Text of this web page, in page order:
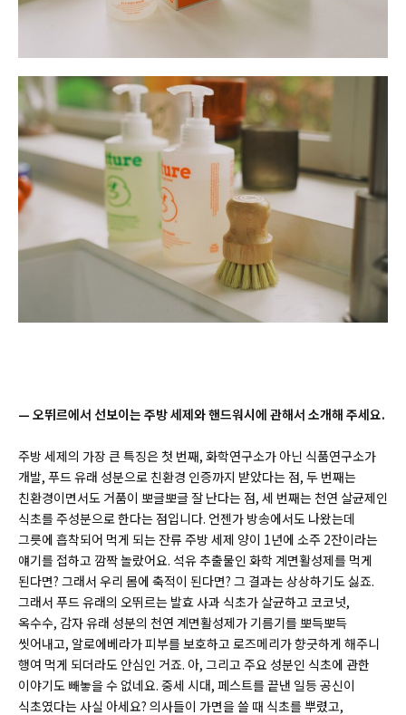
— 오뛰르에서 선보이는 주방 세제와 핸드워시에 관해서 소개해 주세요.
주방 세제의 가장 큰 특징은 첫 번째, 화학연구소가 아닌 식품연구소가
개발, 푸드 유래 성분으로 친환경 인증까지 받았다는 점, 두 번째는
친환경이면서도 거품이 뽀글뽀글 잘 난다는 점, 세 번째는 천연 살균제인
식초를 주성분으로 한다는 점입니다. 언젠가 방송에서도 나왔는데
그릇에 흡착되어 먹게 되는 잔류 주방 세제 양이 1년에 소주 2잔이라는
얘기를 접하고 깜짝 놀랐어요. 석유 추출물인 화학 계면활성제를 먹게
된다면? 그래서 우리 몸에 축적이 된다면? 그 결과는 상상하기도 싫죠.
그래서 푸드 유래의 오뛰르는 발효 사과 식초가 살균하고 코코넛,
옥수수, 감자 유래 성분의 천연 계면활성제가 기름기를 뽀득뽀득
씻어내고, 알로에베라가 피부를 보호하고 로즈메리가 향긋하게 해주니
행여 먹게 되더라도 안심인 거죠. 아, 그리고 주요 성분인 식초에 관한
이야기도 빼놓을 수 없네요. 중세 시대, 페스트를 끝낸 일등 공신이
식초였다는 사실 아세요? 의사들이 가면을 쓸 때 식초를 뿌렸고,